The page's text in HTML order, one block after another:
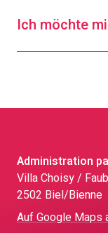
Ich möchte
Administration
Villa Choisy /
2502 Biel/Bienne
Auf Google Maps